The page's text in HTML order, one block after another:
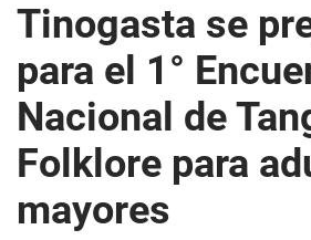
Tinogasta se
para el 1°
Nacional de
Folklore para
mayores